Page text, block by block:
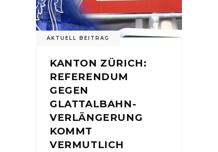
AKTUELL BEITRAG
KANTON ZÜRICH:
REFERENDUM
GEGEN
GLATTALBAHN-
VERLÄNGERUNG
KOMMT
VERMUTLICH